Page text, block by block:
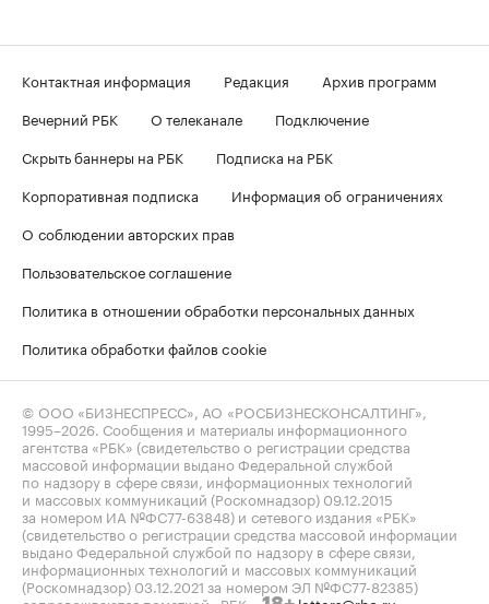
Контактная информация Редакция
Архив программ
Вечерний РБК
О телеканале
Подключение
Скрыть баннеры на РБК
Подписка на РБК
Корпоративная подписка
Информация об ограничениях
О соблюдении авторских прав
Пользовательское соглашение
Политика в отношении обработки персональных данных
Политика обработки файлов cookie
© ООО «БИЗНЕСПРЕСС», АО «РОСБИЗНЕСКОНСАЛТИНГ»,
1995–2026 . Сообщения и материалы информационного
агентства «РБК» (свидетельство о регистрации средства
массовой информации выдано Федеральной службой
по надзору в сфере связи, информационных технологий
и массовых коммуникаций (Роскомнадзор) 09.12.2015
за номером ИА №ФС77-63848) и сетевого издания «РБК»
(свидетельство о регистрации средства массовой информации
выдано Федеральной службой по надзору в сфере связи,
информационных технологий и массовых коммуникаций
(Роскомнадзор) 03.12.2021 за номером ЭЛ №ФС77-82385)